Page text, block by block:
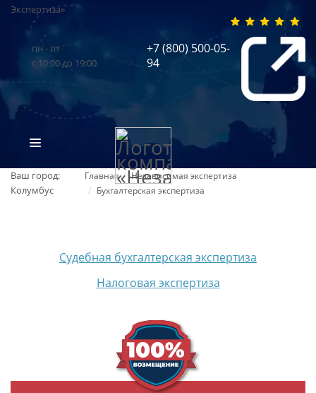
пн - пт
с 10:00 до 19:00
+7 (800) 500-05-
94
Ваш город:
Колумбус
ПРАЙС-ЛИСТ
Главная
Независимая экспертиза
Бухгалтерская экспертиза
Судебная бухгалтерская экспертиза
Налоговая экспертиза